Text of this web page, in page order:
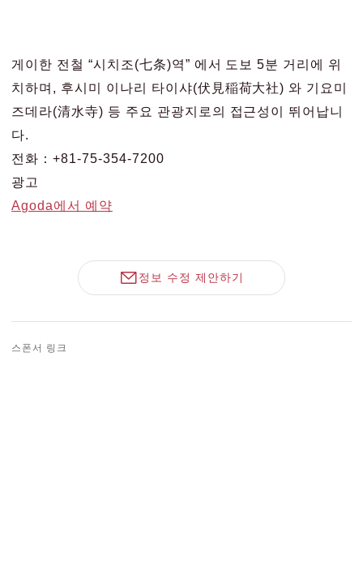
게이한 전철 “시치조(七条)역” 에서 도보 5분 거리에 위
치하며, 후시미 이나리 타이샤(伏見稲荷大社) 와 기요미
즈데라(清水寺) 등 주요 관광지로의 접근성이 뛰어납니
다.
전화：+81-75-354-7200
광고
Agoda에서 예약
정보 수정 제안하기
스폰서 링크